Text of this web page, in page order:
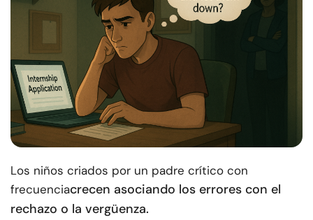
Los niños criados por un padre crítico con
frecuenciacrecen asociando los errores con el
rechazo o la vergüenza.